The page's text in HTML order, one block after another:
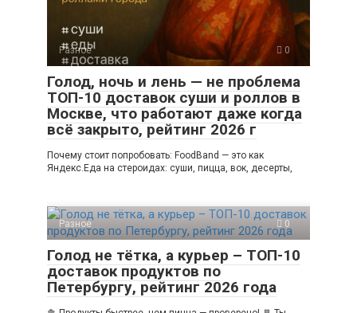
Разное 0
Голод, ночь и лень — не проблема
ТОП-10 доставок суши и роллов в
Москве, что работают даже когда
всё закрыто, рейтинг 2026 г
Почему стоит попробовать: FoodBand — это как
Яндекс.Еда на стероидах: суши, пицца, вок, десерты,
Разное 0
Голод не тётка, а курьер – ТОП-10
доставок продуктов по
Петербургу, рейтинг 2026 года